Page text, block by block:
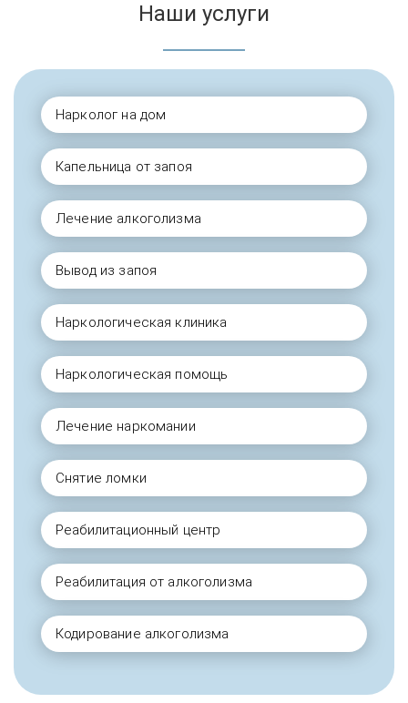
Наши услуги
Нарколог на дом
Капельница от запоя
Лечение алкоголизма
Вывод из запоя
Наркологическая клиника
Наркологическая помощь
Лечение наркомании
Снятие ломки
Реабилитационный центр
Реабилитация от алкоголизма
Кодирование алкоголизма